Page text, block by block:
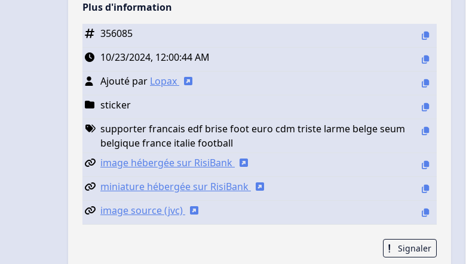
Plus d'information
356085
10/23/2024, 12:00:44 AM
Ajouté par Lopax
sticker
supporter francais edf brise foot euro cdm triste larme belge seum
belgique france italie football
image hébergée sur RisiBank
miniature hébergée sur RisiBank
image source (jvc)
Signaler